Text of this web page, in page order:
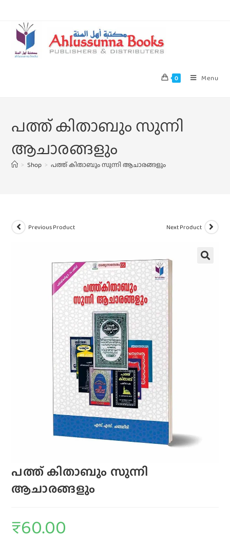
0 Menu
പത്ത് കിതാബും സുന്നി
ആചാരങ്ങളും
> Shop > പത്ത് കിതാബും സുന്നി ആചാരങ്ങളും
Previous Product Next Product
പത്ത് കിതാബും സുന്നി
ആചാരങ്ങളും
₹60.00